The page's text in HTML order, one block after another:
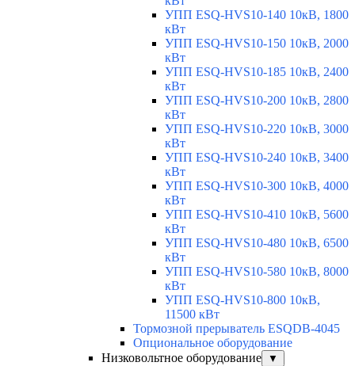
УПП ESQ-HVS10-140 10кВ, 1800
кВт
УПП ESQ-HVS10-150 10кВ, 2000
кВт
УПП ESQ-HVS10-185 10кВ, 2400
кВт
УПП ESQ-HVS10-200 10кВ, 2800
кВт
УПП ESQ-HVS10-220 10кВ, 3000
кВт
УПП ESQ-HVS10-240 10кВ, 3400
кВт
УПП ESQ-HVS10-300 10кВ, 4000
кВт
УПП ESQ-HVS10-410 10кВ, 5600
кВт
УПП ESQ-HVS10-480 10кВ, 6500
кВт
УПП ESQ-HVS10-580 10кВ, 8000
кВт
УПП ESQ-HVS10-800 10кВ,
11500 кВт
Тормозной прерыватель ESQDB-4045
Опциональное оборудование
Низковольтное оборудование
▼